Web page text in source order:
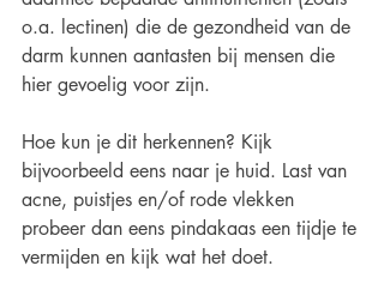
o.a. lectinen) die de gezondheid van de
darm kunnen aantasten bij mensen die
hier gevoelig voor zijn.
Hoe kun je dit herkennen? Kijk
bijvoorbeeld eens naar je huid. Last van
acne, puistjes en/of rode vlekken
probeer dan eens pindakaas een tijdje te
vermijden en kijk wat het doet.